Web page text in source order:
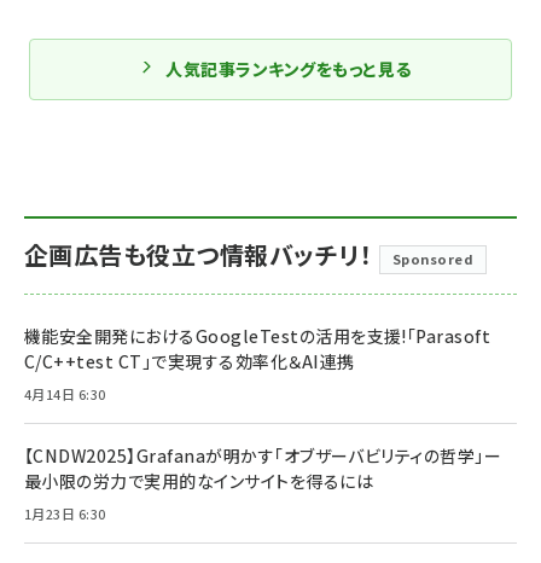
人気記事ランキングをもっと見る
企画広告も役立つ情報バッチリ！ Sponsored
機能安全開発におけるGoogleTestの活用を支援!「Parasoft
C/C++test CT」で実現する効率化＆AI連携
4月14日 6:30
【CNDW2025】Grafanaが明かす「オブザーバビリティの哲学」ー
最小限の労力で実用的なインサイトを得るには
1月23日 6:30